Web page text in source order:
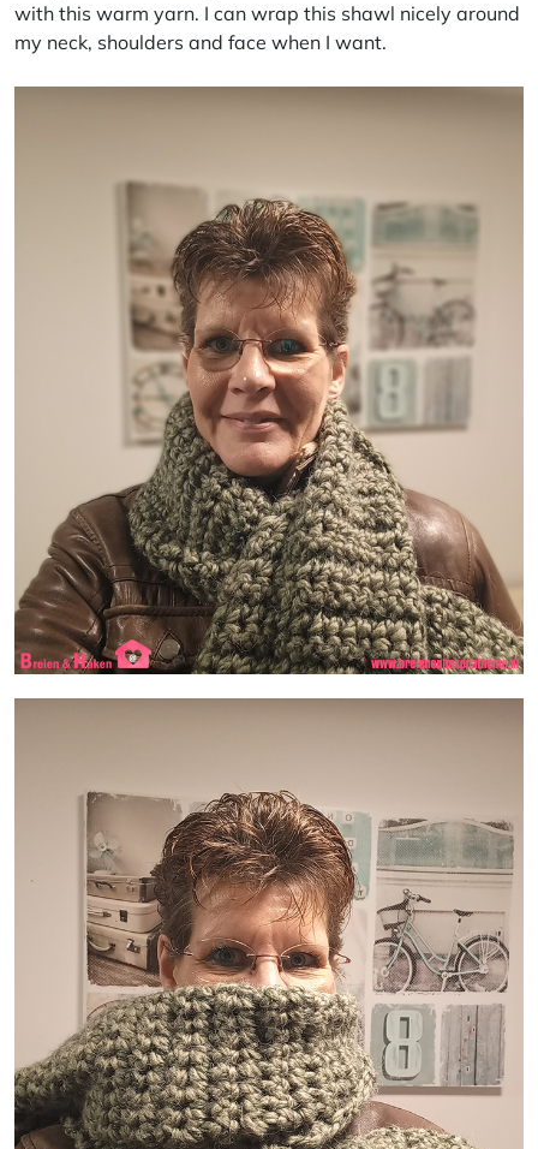
with this warm yarn. I can wrap this shawl nicely around
my neck, shoulders and face when I want.